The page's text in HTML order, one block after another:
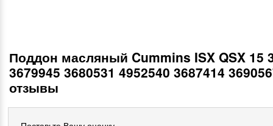
Поддон масляный Cummins ISX QSX 15
3679945 3680531 4952540 3687414
отзывы